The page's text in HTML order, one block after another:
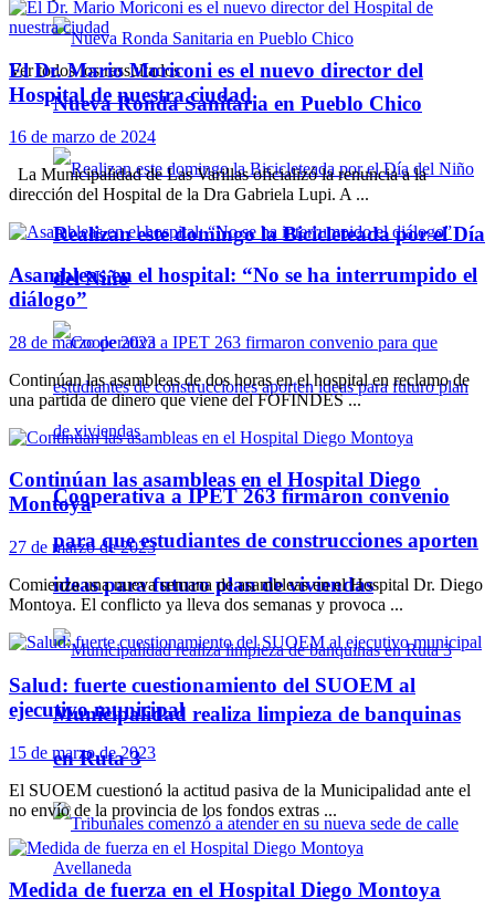
Nueva Ronda Sanitaria en Pueblo Chico
Realizan este domingo la Bicicleteada por el Día
del Niño
Cooperativa a IPET 263 firmaron convenio
para que estudiantes de construcciones aporten
ideas para futuro plan de viviendas
Municipalidad realiza limpieza de banquinas
en Ruta 3
Ver todos los ressultados
El Dr. Mario Moriconi es el nuevo director del
Hospital de nuestra ciudad
16 de marzo de 2024
La Municipalidad de Las Varillas oficializó la renuncia a la
dirección del Hospital de la Dra Gabriela Lupi. A ...
Asambleas en el hospital: “No se ha interrumpido el
diálogo”
28 de marzo de 2023
Continúan las asambleas de dos horas en el hospital en reclamo de
una partida de dinero que viene del FOFINDES ...
Continúan las asambleas en el Hospital Diego
Montoya
27 de marzo de 2023
Comienza una nueva semana de asambleas en el Hospital Dr. Diego
Montoya. El conflicto ya lleva dos semanas y provoca ...
Salud: fuerte cuestionamiento del SUOEM al
ejecutivo municipal
15 de marzo de 2023
El SUOEM cuestionó la actitud pasiva de la Municipalidad ante el
no envío de la provincia de los fondos extras ...
Medida de fuerza en el Hospital Diego Montoya